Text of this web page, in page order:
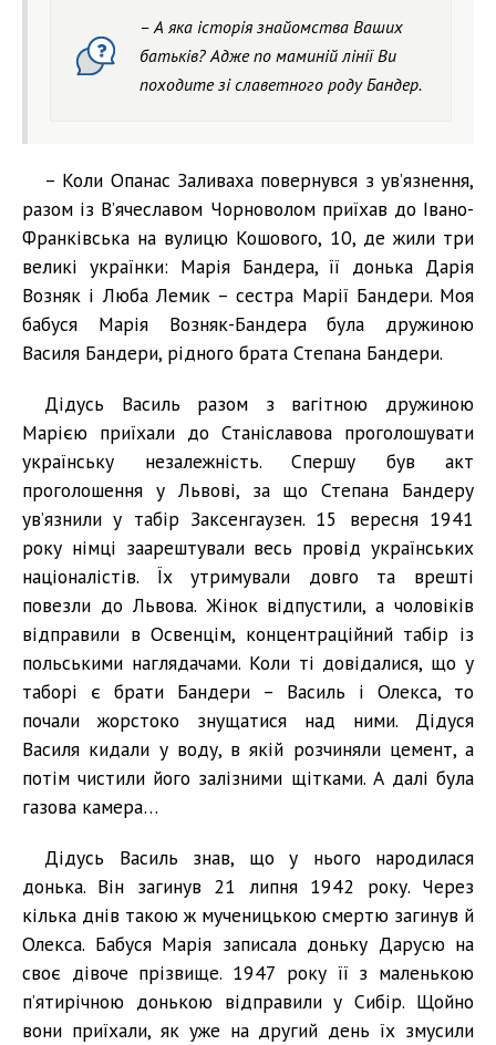
– А яка історія знайомства Ваших
батьків? Адже по маминій лінії Ви
походите зі славетного роду Бандер.
– Коли Опанас Заливаха повернувся з ув’язнення,
разом із В’ячеславом Чорноволом приїхав до Івано-
Франківська на вулицю Кошового, 10, де жили три
великі українки: Марія Бандера, її донька Дарія
Возняк і Люба Лемик – сестра Марії Бандери. Моя
бабуся Марія Возняк-Бандера була дружиною
Василя Бандери, рідного брата Степана Бандери.
Дідусь Василь разом з вагітною дружиною
Марією приїхали до Станіславова проголошувати
українську незалежність. Спершу був акт
проголошення у Львові, за що Степана Бандеру
ув’язнили у табір Заксенгаузен. 15 вересня 1941
року німці заарештували весь провід українських
націоналістів. Їх утримували довго та врешті
повезли до Львова. Жінок відпустили, а чоловіків
відправили в Освенцім, концентраційний табір із
польськими наглядачами. Коли ті довідалися, що у
таборі є брати Бандери – Василь і Олекса, то
почали жорстоко знущатися над ними. Дідуся
Василя кидали у воду, в якій розчиняли цемент, а
потім чистили його залізними щітками. А далі була
газова камера…
Дідусь Василь знав, що у нього народилася
донька. Він загинув 21 липня 1942 року. Через
кілька днів такою ж мученицькою смертю загинув й
Олекса. Бабуся Марія записала доньку Дарусю на
своє дівоче прізвище. 1947 року її з маленькою
п’ятирічною донькою відправили у Сибір. Щойно
вони приїхали, як уже на другий день їх змусили